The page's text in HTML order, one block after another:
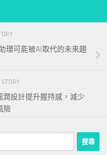
理可能被AI取代的未來趨
潤設計提升握持感，減少
險